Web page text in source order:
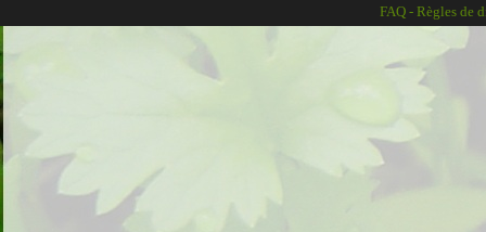
FAQ - Règles de